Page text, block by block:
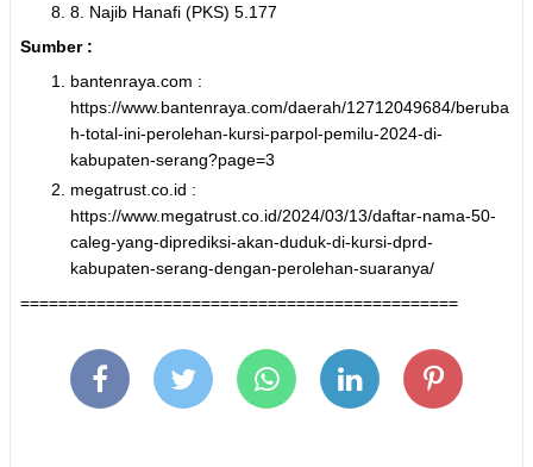
8. Najib Hanafi (PKS) 5.177
Sumber :
bantenraya.com :
https://www.bantenraya.com/daerah/12712049684/beruba
h-total-ini-perolehan-kursi-parpol-pemilu-2024-di-
kabupaten-serang?page=3
megatrust.co.id :
https://www.megatrust.co.id/2024/03/13/daftar-nama-50-
caleg-yang-diprediksi-akan-duduk-di-kursi-dprd-
kabupaten-serang-dengan-perolehan-suaranya/
==============================================